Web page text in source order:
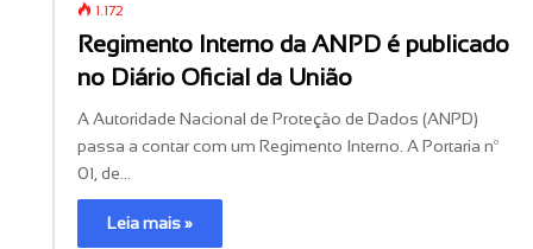
1.172
Regimento Interno da ANPD é publicado
no Diário Oficial da União
A Autoridade Nacional de Proteção de Dados (ANPD)
passa a contar com um Regimento Interno. A Portaria nº
01, de…
Leia mais »